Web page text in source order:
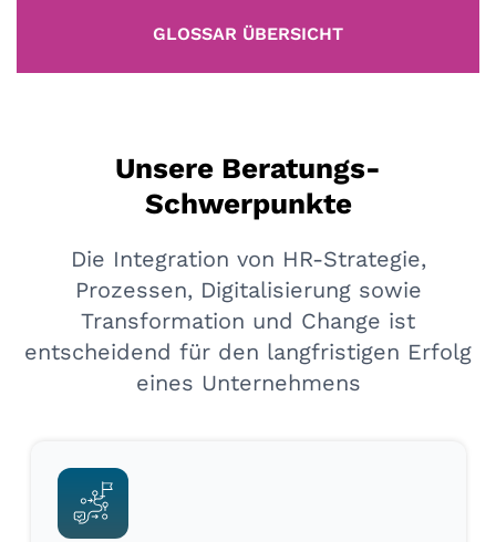
GLOSSAR ÜBERSICHT
Unsere Beratungs-
Schwerpunkte
Die Integration von HR-Strategie,
Prozessen, Digitalisierung sowie
Transformation und Change ist
entscheidend für den langfristigen Erfolg
eines Unternehmens